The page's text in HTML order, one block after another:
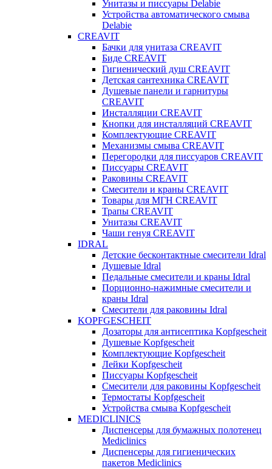
Унитазы и писсуары Delabie
Устройства автоматического смыва
Delabie
CREAVIT
Бачки для унитаза CREAVIT
Биде CREAVIT
Гигиенический душ CREAVIT
Детская сантехника CREAVIT
Душевые панели и гарнитуры
CREAVIT
Инсталляции CREAVIT
Кнопки для инсталляций CREAVIT
Комплектующие CREAVIT
Механизмы смыва CREAVIT
Перегородки для писсуаров CREAVIT
Писсуары CREAVIT
Раковины CREAVIT
Смесители и краны CREAVIT
Товары для МГН CREAVIT
Трапы CREAVIT
Унитазы CREAVIT
Чаши генуя CREAVIT
IDRAL
Детские бесконтактные смесители Idral
Душевые Idral
Педальные смесители и краны Idral
Порционно-нажимные смесители и
краны Idral
Смеcители для раковины Idral
KOPFGESCHEIT
Дозаторы для антисептика Kopfgescheit
Душевые Kopfgescheit
Комплектующие Kopfgescheit
Лейки Kopfgescheit
Писсуары Kopfgescheit
Смесители для раковины Kopfgescheit
Термостаты Kopfgescheit
Устройства смыва Kopfgescheit
MEDICLINICS
Диспенсеры для бумажных полотенец
Mediclinics
Диспенсеры для гигиенических
пакетов Mediclinics